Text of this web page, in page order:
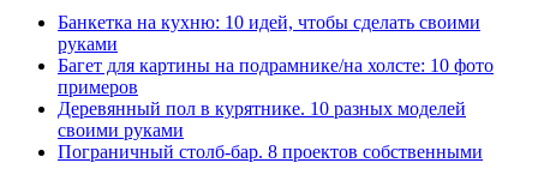
Банкетка на кухню: 10 идей, чтобы сделать своими
руками
Багет для картины на подрамнике/на холсте: 10 фото
примеров
Деревянный пол в курятнике. 10 разных моделей
своими руками
Пограничный столб-бар. 8 проектов собственными